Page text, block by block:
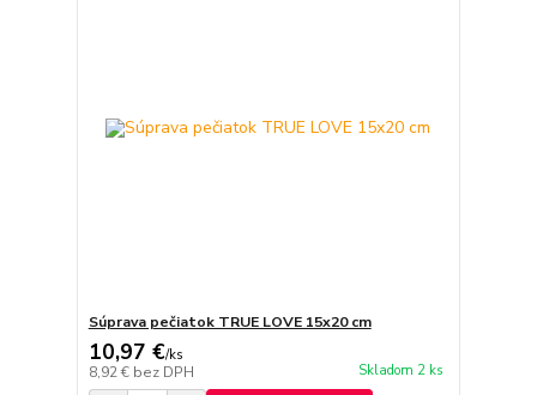
Súprava pečiatok TRUE LOVE 15x20 cm
10,97 €/ks
8,92 € bez DPH Skladom 2 ks